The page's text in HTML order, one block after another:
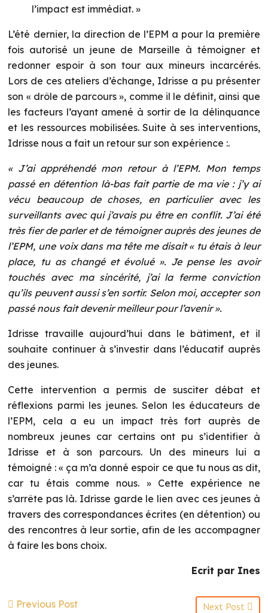
l’impact est immédiat. »
L’été dernier, la direction de l’EPM a pour la première
fois autorisé un jeune de Marseille à témoigner et
redonner espoir à son tour aux mineurs incarcérés.
Lors de ces ateliers d’échange, Idrisse a pu présenter
son « drôle de parcours », comme il le définit, ainsi que
les facteurs l’ayant amené à sortir de la délinquance
et les ressources mobilisées. Suite à ses interventions,
Idrisse nous a fait un retour sur son expérience :.
« J’ai appréhendé mon retour à l’EPM. Mon temps
passé en détention là-bas fait partie de ma vie : j’y ai
vécu beaucoup de choses, en particulier avec les
surveillants avec qui j’avais pu être en conflit. J’ai été
très fier de parler et de témoigner auprès des jeunes de
l’EPM, une voix dans ma tête me disait « tu étais à leur
place, tu as changé et évolué ». Je pense les avoir
touchés avec ma sincérité, j’ai la ferme conviction
qu’ils peuvent aussi s’en sortir. Selon moi, accepter son
passé nous fait devenir meilleur pour l’avenir ».
Idrisse travaille aujourd’hui dans le bâtiment, et il
souhaite continuer à s’investir dans l’éducatif auprès
des jeunes.
Cette intervention a permis de susciter débat et
réflexions parmi les jeunes. Selon les éducateurs de
l’EPM, cela a eu un impact très fort auprès de
nombreux jeunes car certains ont pu s’identifier à
Idrisse et à son parcours. Un des mineurs lui a
témoigné : « ça m’a donné espoir ce que tu nous as dit,
car tu étais comme nous. » Cette expérience ne
s’arrête pas là. Idrisse garde le lien avec ces jeunes à
travers des correspondances écrites (en détention) ou
des rencontres à leur sortie, afin de les accompagner
à faire les bons choix.
Ecrit par Ines
Previous Post Next Post